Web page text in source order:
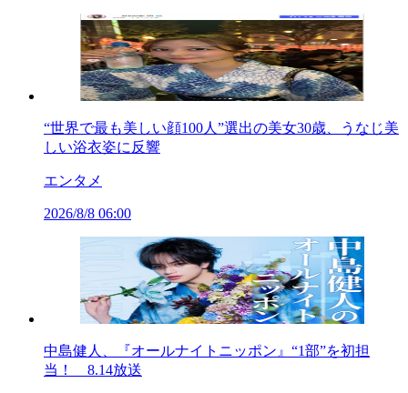
“世界で最も美しい顔100人”選出の美女30歳、うなじ美
しい浴衣姿に反響
エンタメ
2026/8/8 06:00
中島健人、『オールナイトニッポン』“1部”を初担
当！ 8.14放送